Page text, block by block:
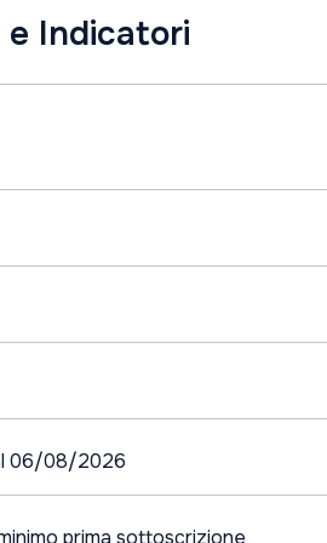
Indicatori
06/08/2026
prima sottoscrizione